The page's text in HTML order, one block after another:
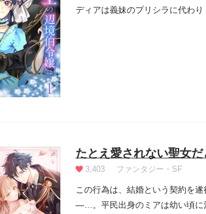
ディアは義妹のプリシラに代わ
たとえ愛されない聖女だ
3,403 ファンタジー・SF
この行為は、結婚という契約を
―…。平民出身のミアは幼い頃に